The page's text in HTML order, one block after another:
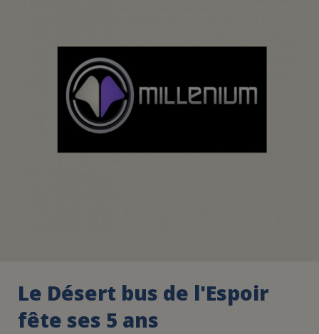
ASSURANCE VIE/LEGS
ESPACE PRESSE
Le Désert bus de l'Espoir
fête ses 5 ans